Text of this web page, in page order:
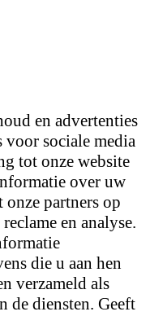
en advertenties
voor sociale media
tot onze website
over uw
partners op
en analyse.
die u aan hen
verzameld als
de diensten. Geeft